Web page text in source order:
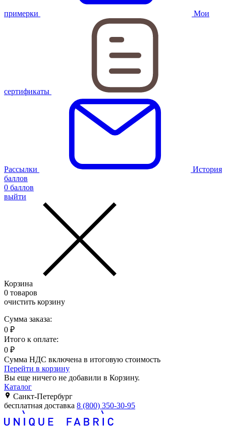
примерки Мои
сертификаты
Рассылки
История
баллов
0 баллов
выйти
Корзина
0 товаров
очистить корзину
Сумма заказа:
0 ₽
Итого к оплате:
0 ₽
Сумма НДС включена в итоговую стоимость
Перейти в корзину
Вы еще ничего не добавили в Корзину.
Каталог
Санкт-Петербург
бесплатная доставка 8 (800) 350-30-95